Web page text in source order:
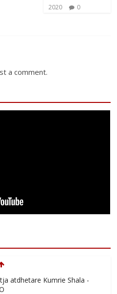
2020
0
a comment.
atdhetare Kumrie Shala -